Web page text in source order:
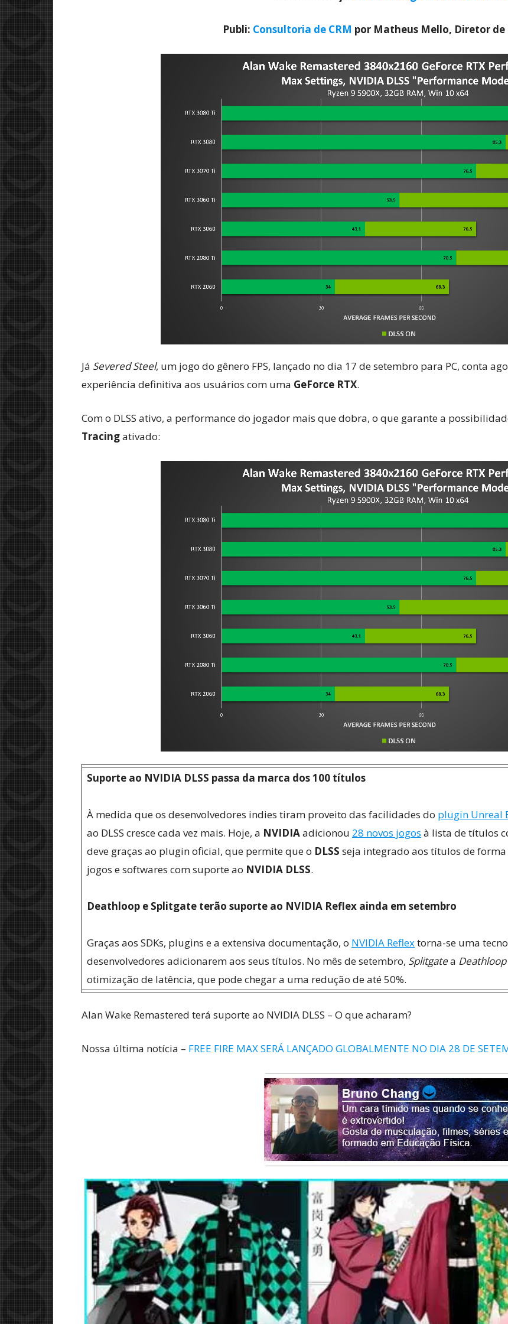
Publi: Consultoria de CRM por Matheus Mello, Diretor de
Já Severed Steel, um jogo do gênero FPS, lançado no dia 17 de setembro para PC, conta
experiência definitiva aos usuários com uma GeForce RTX.
Com o DLSS ativo, a performance do jogador mais que dobra, o que garante a
Tracingativado:
Suporte ao NVIDIA DLSS passa da marca dos 100 títulos
À medida que os desenvolvedores indies tiram proveito das facilidades do plugin Unreal
ao DLSS cresce cada vez mais. Hoje, a NVIDIAadicionou 28 novos jogos à lista de títulos
deve graças ao plugin oficial, que permite que o DLSS seja integrado aos títulos de
jogos e softwares com suporte ao NVIDIA DLSS.
Deathloop e Splitgate terão suporte ao NVIDIA Reflex ainda em setembro
Graças aos SDKs, plugins e a extensiva documentação, o NVIDIA Reflextorna-se uma
desenvolvedores adicionarem aos seus títulos. No mês de setembro, Splitgatea Deathloop
otimização de latência, que pode chegar a uma redução de até 50%.
Alan Wake Remastered terá suporte ao NVIDIA DLSS – O que acharam?
Nossa última notícia – FREE FIRE MAX SERÁ LANÇADO GLOBALMENTE NO DIA 28 DE